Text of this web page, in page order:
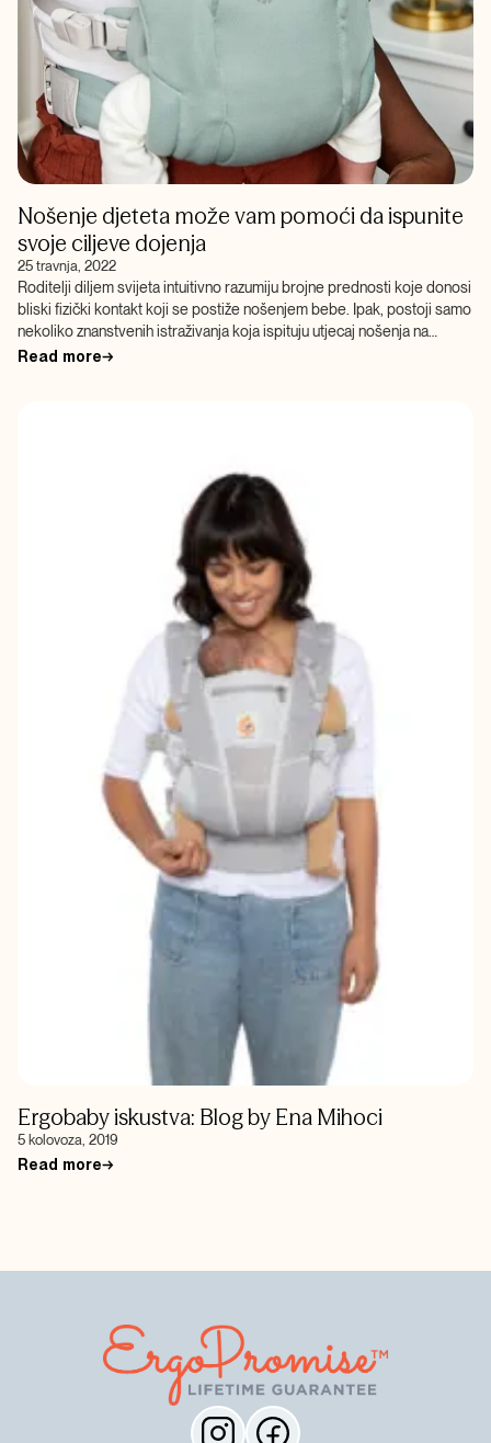
Nošenje djeteta može vam pomoći da ispunite
svoje ciljeve dojenja
25 travnja, 2022
Roditelji diljem svijeta intuitivno razumiju brojne prednosti koje donosi
bliski fizički kontakt koji se postiže nošenjem bebe. Ipak, postoji samo
nekoliko znanstvenih istraživanja koja ispituju utjecaj nošenja na
zdravlje i […]
Read more→
Ergobaby iskustva: Blog by Ena Mihoci
5 kolovoza, 2019
Read more→